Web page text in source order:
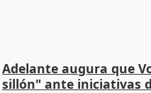
Adelante augura que
sillón" ante iniciativas